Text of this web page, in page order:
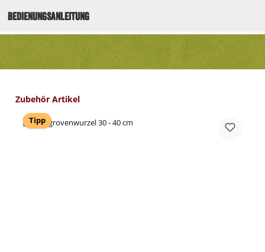
Bedienungsanleitung
Produktgalerie überspringen
Zubehör Artikel
Tipp